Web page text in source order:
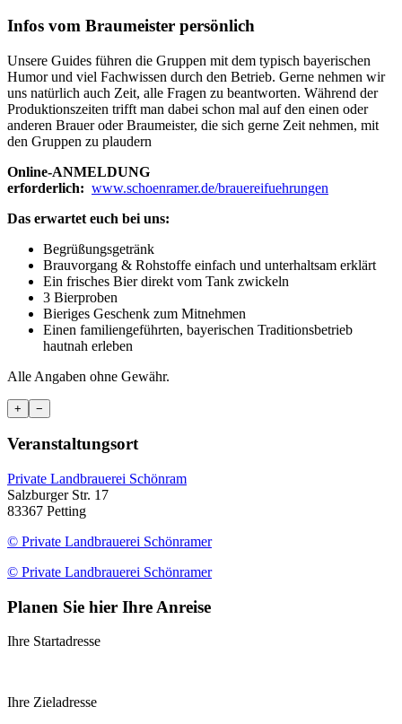
Infos vom Braumeister persönlich
Unsere Guides führen die Gruppen mit dem typisch bayerischen
Humor und viel Fachwissen durch den Betrieb. Gerne nehmen wir
uns natürlich auch Zeit, alle Fragen zu beantworten. Während der
Produktionszeiten trifft man dabei schon mal auf den einen oder
anderen Brauer oder Braumeister, die sich gerne Zeit nehmen, mit
den Gruppen zu plaudern
Online-ANMELDUNG
erforderlich: www.schoenramer.de/brauereifuehrungen
Das erwartet euch bei uns:
Begrüßungsgetränk
Brauvorgang & Rohstoffe einfach und unterhaltsam erklärt
Ein frisches Bier direkt vom Tank zwickeln
3 Bierproben
Bieriges Geschenk zum Mitnehmen
Einen familiengeführten, bayerischen Traditionsbetrieb
hautnah erleben
Alle Angaben ohne Gewähr.
+ −
Veranstaltungsort
Private Landbrauerei Schönram
Salzburger Str. 17
83367 Petting
© Private Landbrauerei Schönramer
© Private Landbrauerei Schönramer
Planen Sie hier Ihre Anreise
Ihre Startadresse
Ihre Zieladresse